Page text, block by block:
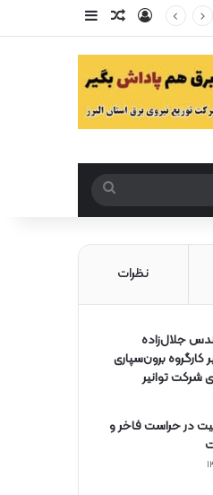
ورود مقاله تصادفی
برای
نظرات
جلال‌زاده
كارگروه برون‌سپاری
شركت توانیر
در حراست فاخر و